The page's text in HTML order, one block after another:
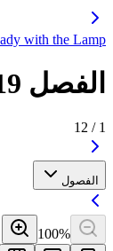
with the Lamp
الفصل 119
1
/
12
الفصول
100%